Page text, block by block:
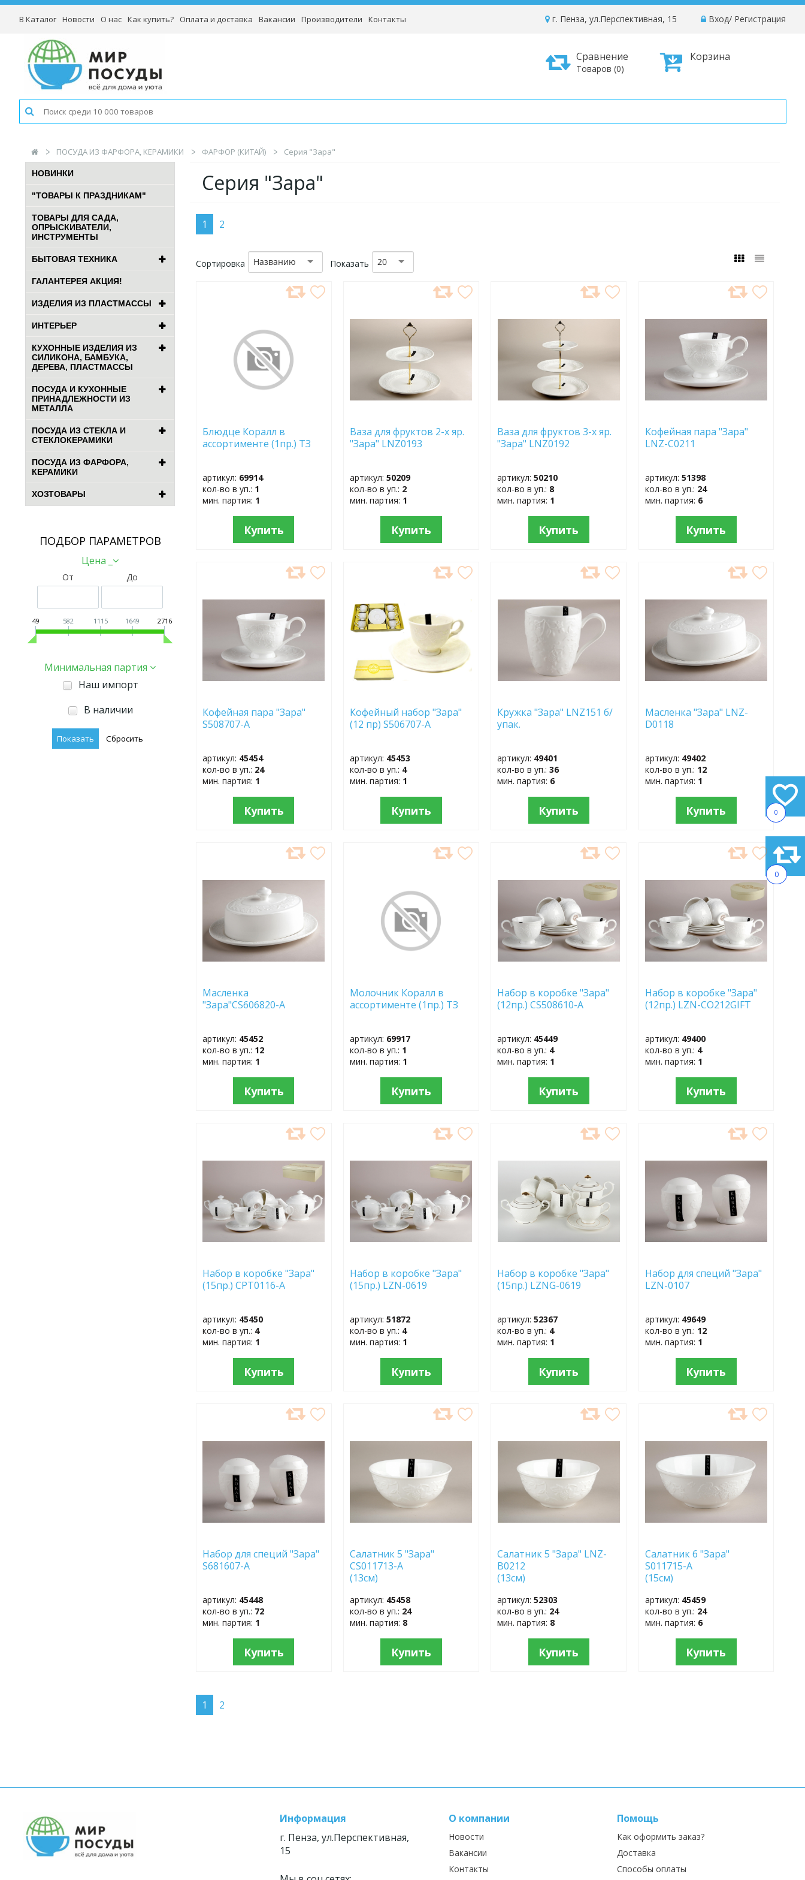
0
0
В Каталог Новости О нас Как купить? Оплата и доставка Вакансии Производители Контакты Вход/ Регистрация
г. Пенза, ул.Перспективная, 15
Корзина
Сравнение
Товаров (0)
ПОСУДА ИЗ ФАРФОРА, КЕРАМИКИ ФАРФОР (КИТАЙ) Серия "Зара"
НОВИНКИ
"ТОВАРЫ К ПРАЗДНИКАМ"
ТОВАРЫ ДЛЯ САДА,
ОПРЫСКИВАТЕЛИ,
ИНСТРУМЕНТЫ
БЫТОВАЯ ТЕХНИКА
ГАЛАНТЕРЕЯ АКЦИЯ!
ИЗДЕЛИЯ ИЗ ПЛАСТМАССЫ
ИНТЕРЬЕР
КУХОННЫЕ ИЗДЕЛИЯ ИЗ
СИЛИКОНА, БАМБУКА,
ДЕРЕВА, ПЛАСТМАССЫ
ПОСУДА И КУХОННЫЕ
ПРИНАДЛЕЖНОСТИ ИЗ
МЕТАЛЛА
ПОСУДА ИЗ СТЕКЛА И
СТЕКЛОКЕРАМИКИ
ПОСУДА ИЗ ФАРФОРА,
КЕРАМИКИ
ХОЗТОВАРЫ
ПОДБОР ПАРАМЕТРОВ
Цена _
От До
49 582 1115 1649 2716
Минимальная партия
Наш импорт
В наличии
Серия "Зара"
1 2
Сортировка Названию Показать 20
Блюдце Коралл в
ассортименте (1пр.) ТЗ
артикул: 69914
кол-во в уп.: 1
мин. партия: 1
Купить
ИЗБРАННОЕ
Ваза для фруктов 2-х яр.
"Зара" LNZ0193
артикул:50209
кол-во в уп.: 2
мин. партия: 1
Купить
ИЗБРАННОЕ
Ваза для фруктов 3-х яр.
"Зара" LNZ0192
артикул:50210
кол-во в уп.: 8
мин. партия: 1
Купить
ИЗБРАННОЕ
Кофейная пара "Зара"
LNZ-C0211
артикул: 51398
кол-во в уп.: 24
мин. партия: 6
Купить
ИЗБРАННОЕ
Кофейная пара "Зара"
S508707-А
артикул: 45454
кол-во в уп.: 24
мин. партия: 1
Купить
Кофейный набор "Зара"
(12 пр) S506707-А
артикул: 45453
кол-во в уп.: 4
мин. партия: 1
Купить
ИЗБРАННОЕ
Кружка "Зара" LNZ151 б/
упак.
артикул: 49401
кол-во в уп.:36
мин. партия: 6
Купить
ИЗБРАННОЕ
Масленка "Зара" LNZ-
D0118
артикул: 49402
кол-во в уп.: 12
мин. партия: 1
Купить
ИЗБРАННОЕ
Масленка
"Зара"CS606820-А
артикул: 45452
кол-во в уп.: 12
мин. партия: 1
Купить
Молочник Коралл в
ассортименте (1пр.) ТЗ
артикул: 69917
кол-во в уп.: 1
мин. партия: 1
Купить
ИЗБРАННОЕ
Набор в коробке "Зара"
(12пр.) CS508610-A
артикул: 45449
кол-во в уп.: 4
мин. партия: 1
Купить
ИЗБРАННОЕ
Набор в коробке "Зара"
(12пр.) LZN-CO212GIFT
артикул: 49400
кол-во в уп.: 4
мин. партия: 1
Купить
ИЗБРАННОЕ
Набор в коробке "Зара"
(15пр.) CPT0116-A
артикул: 45450
кол-во в уп.: 4
мин. партия: 1
Купить
ИЗБРАННОЕ
Набор в коробке "Зара"
(15пр.) LZN-0619
артикул:51872
кол-во в уп.: 4
мин. партия: 1
Купить
ИЗБРАННОЕ
Набор в коробке "Зара"
(15пр.) LZNG-0619
артикул:52367
кол-во в уп.: 4
мин. партия: 1
Купить
ИЗБРАННОЕ
Набор для специй "Зара"
LZN-0107
артикул: 49649
кол-во в уп.: 12
мин. партия: 1
Купить
ИЗБРАННОЕ
Набор для специй "Зара"
S681607-А
артикул: 45448
кол-во в уп.: 72
мин. партия: 1
Купить
ИЗБРАННОЕ
Салатник 5 "Зара"
CS011713-А
(13см)
артикул: 45458
кол-во в уп.: 24
мин. партия: 8
Купить
ИЗБРАННОЕ
Салатник 5 "Зара" LNZ-
B0212
(13см)
артикул:52303
кол-во в уп.: 24
мин. партия: 8
Купить
ИЗБРАННОЕ
Салатник 6 "Зара"
S011715-А
(15см)
артикул: 45459
кол-во в уп.: 24
мин. партия: 6
Купить
1 2
Информация
г. Пенза, ул.Перспективная,
15
О компании
Новости
Вакансии
Контакты
Помощь
Как оформить заказ?
Доставка
Способы оплаты